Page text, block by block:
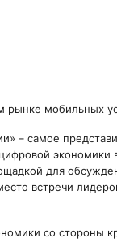
рынке мобильных
– самое
экономики
для
встречи
со стороны